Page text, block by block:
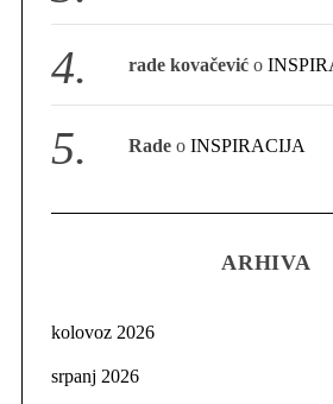
rade kovačević o
Rade oINSPIRACIJA
ARHIVA
kolovoz 2026
srpanj 2026